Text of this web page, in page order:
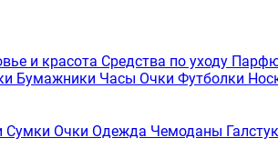
и красота Средства по уходу
Бумажники Часы Очки Футболки
Сумки Очки Одежда Чемоданы